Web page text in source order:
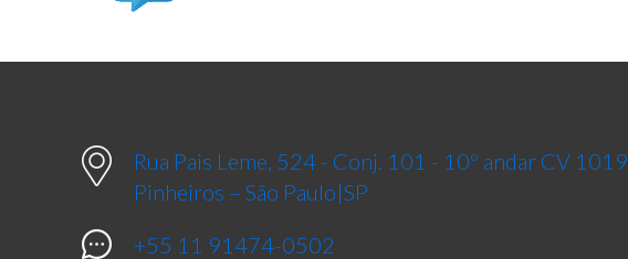
Rua Pais Leme, 524 - Conj. 101 - 10º andar CV 1019
Pinheiros – São Paulo|SP
+55 11 91474-0502